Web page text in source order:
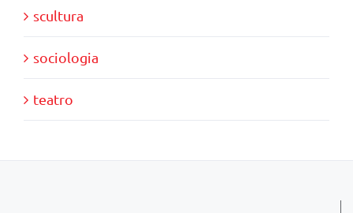
scultura
sociologia
teatro